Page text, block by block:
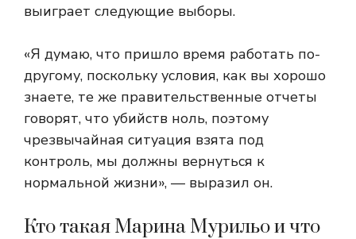
выиграет следующие выборы.
«Я думаю, что пришло время работать по-
другому, поскольку условия, как вы хорошо
знаете, те же правительственные отчеты
говорят, что убийств ноль, поэтому
чрезвычайная ситуация взята под
контроль, мы должны вернуться к
нормальной жизни», — выразил он.
Кто такая Марина Мурильо и что